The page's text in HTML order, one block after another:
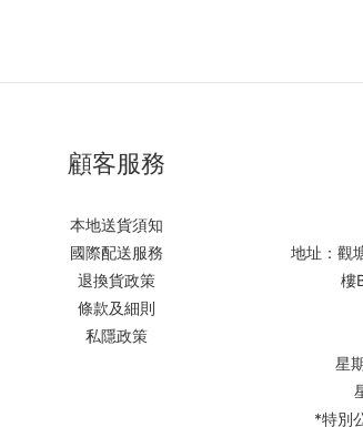
顧客服務
本地送貨須知
國際配送服務
退換貨政策
條款及細則
私隱政策
地址：觀
樓
星
*特別